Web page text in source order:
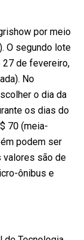
por meio
O segundo lote
27 de fevereiro,
No
o dia da
os dias do
70 (meia-
podem ser
valores são de
ônibus e